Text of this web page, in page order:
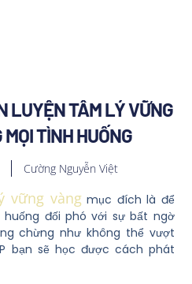
LUYỆN TÂM LÝ VỮNG
TÌNH HUỐNG
Cường Nguyễn Việt
vững vàngmục đích là để
đối phó với sự bất ngờ
chừng như không thể vượt
bạn sẽ học được cách phát